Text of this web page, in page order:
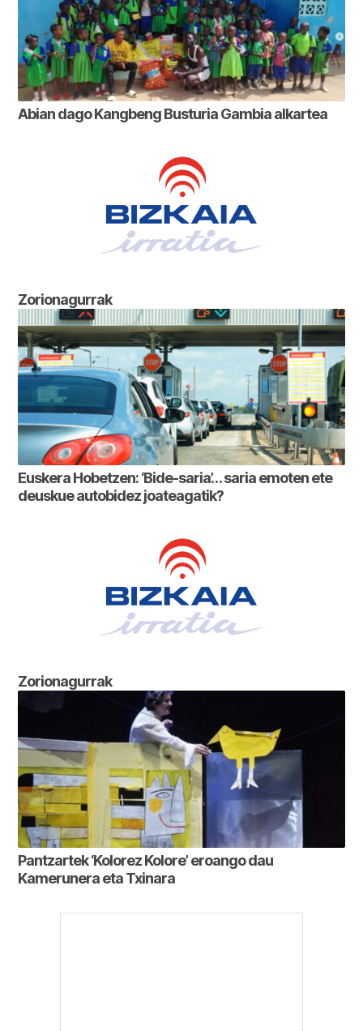
Abian dago Kangbeng Busturia Gambia alkartea
Zorionagurrak
Euskera Hobetzen: ‘Bide-saria’… saria emoten ete
deuskue autobidez joateagatik?
Zorionagurrak
Pantzartek ‘Kolorez Kolore’ eroango dau
Kamerunera eta Txinara